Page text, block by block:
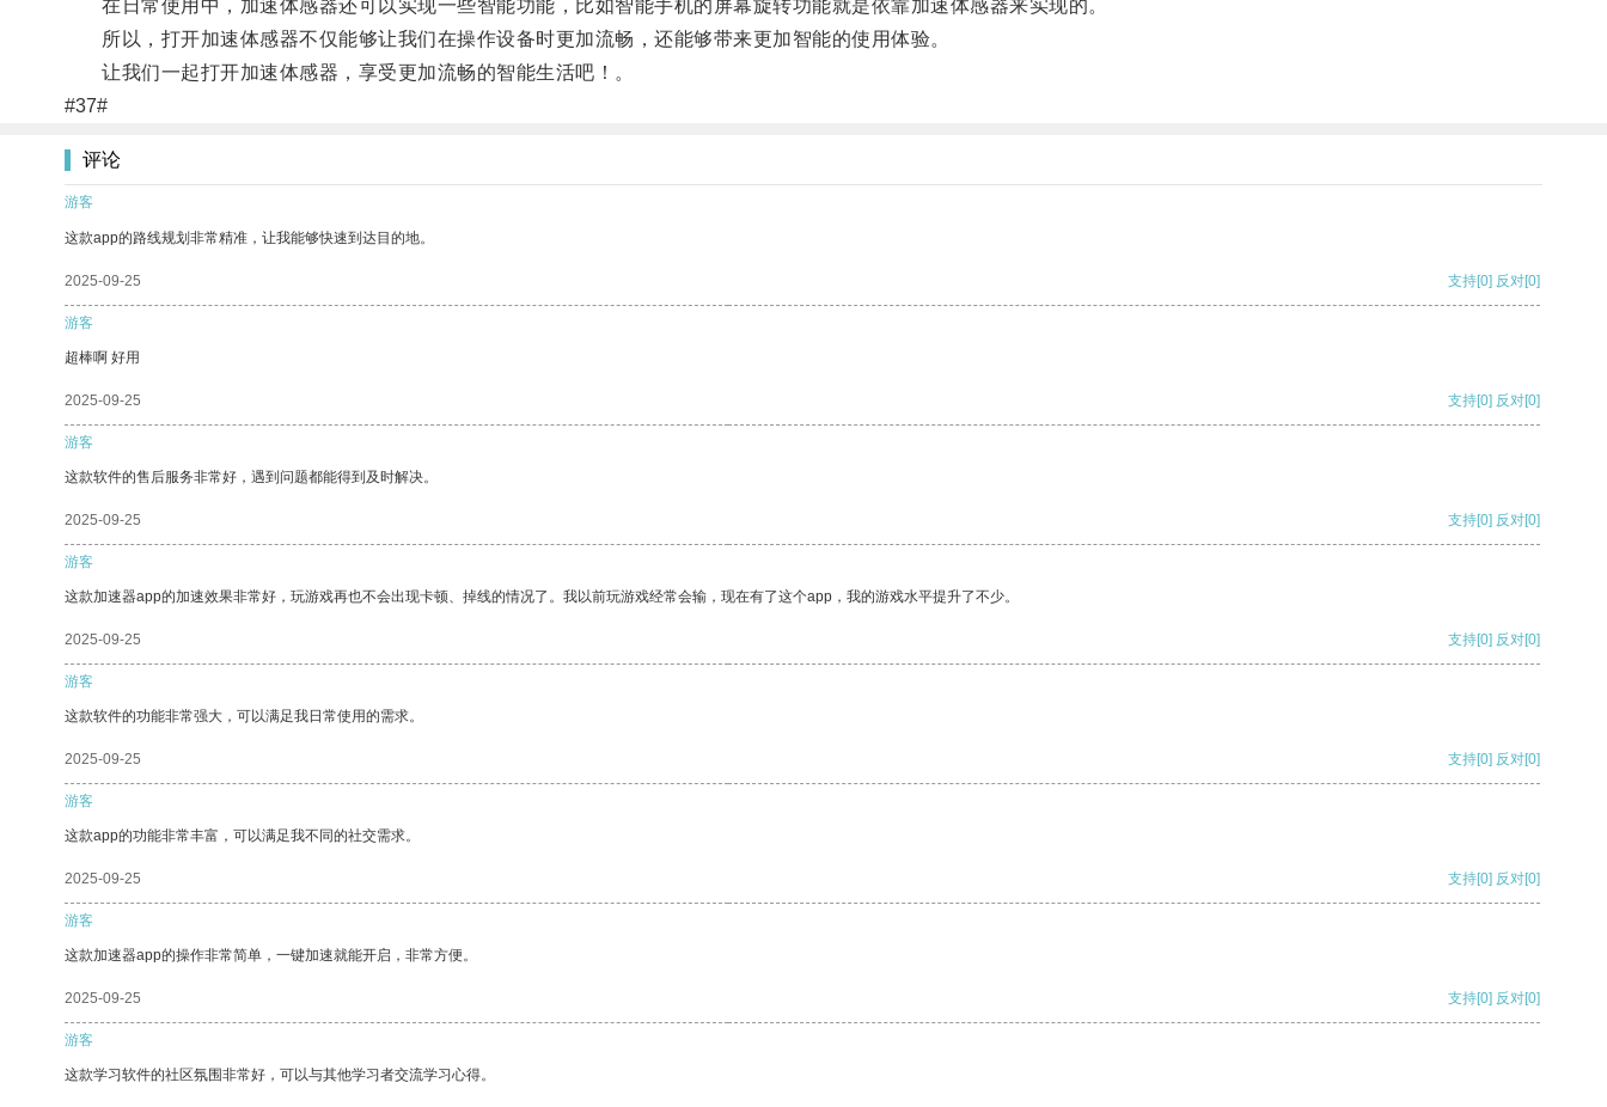
在日常使用中，加速体感器还可以实现一些智能功能，比如智能手机的屏幕旋转功能就是依靠加速体感器来实现的。
所以，打开加速体感器不仅能够让我们在操作设备时更加流畅，还能够带来更加智能的使用体验。
让我们一起打开加速体感器，享受更加流畅的智能生活吧！。
#37#
评论
游客
这款app的路线规划非常精准，让我能够快速到达目的地。
2025-09-25 支持[0] 反对[0]
游客
超棒啊 好用
2025-09-25 支持[0] 反对[0]
游客
这款软件的售后服务非常好，遇到问题都能得到及时解决。
2025-09-25 支持[0] 反对[0]
游客
这款加速器app的加速效果非常好，玩游戏再也不会出现卡顿、掉线的情况了。我以前玩游戏经常会输，现在有了这个app，我的游戏水平提升了不少。
2025-09-25 支持[0] 反对[0]
游客
这款软件的功能非常强大，可以满足我日常使用的需求。
2025-09-25 支持[0] 反对[0]
游客
这款app的功能非常丰富，可以满足我不同的社交需求。
2025-09-25 支持[0] 反对[0]
游客
这款加速器app的操作非常简单，一键加速就能开启，非常方便。
2025-09-25 支持[0] 反对[0]
游客
这款学习软件的社区氛围非常好，可以与其他学习者交流学习心得。